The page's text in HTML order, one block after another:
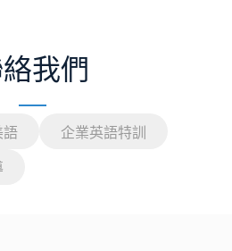
我們
語 企業英語特訓